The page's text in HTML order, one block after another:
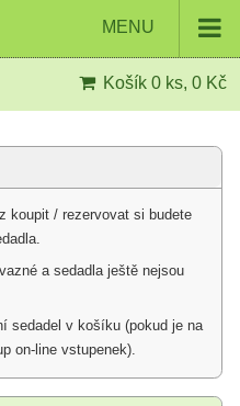
MENU
Košík 0 ks, 0 Kč
koupit / rezervovat si budete
a sedadla ještě nejsou
sedadel v košíku (pokud je na
on-line vstupenek).